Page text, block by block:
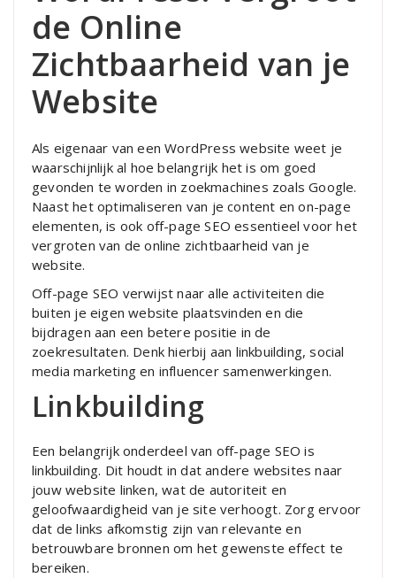
de Online
Zichtbaarheid van je
Website
Als eigenaar van een WordPress website weet je
waarschijnlijk al hoe belangrijk het is om goed
gevonden te worden in zoekmachines zoals Google.
Naast het optimaliseren van je content en on-page
elementen, is ook off-page SEO essentieel voor het
vergroten van de online zichtbaarheid van je
website.
Off-page SEO verwijst naar alle activiteiten die
buiten je eigen website plaatsvinden en die
bijdragen aan een betere positie in de
zoekresultaten. Denk hierbij aan linkbuilding, social
media marketing en influencer samenwerkingen.
Linkbuilding
Een belangrijk onderdeel van off-page SEO is
linkbuilding. Dit houdt in dat andere websites naar
jouw website linken, wat de autoriteit en
geloofwaardigheid van je site verhoogt. Zorg ervoor
dat de links afkomstig zijn van relevante en
betrouwbare bronnen om het gewenste effect te
bereiken.